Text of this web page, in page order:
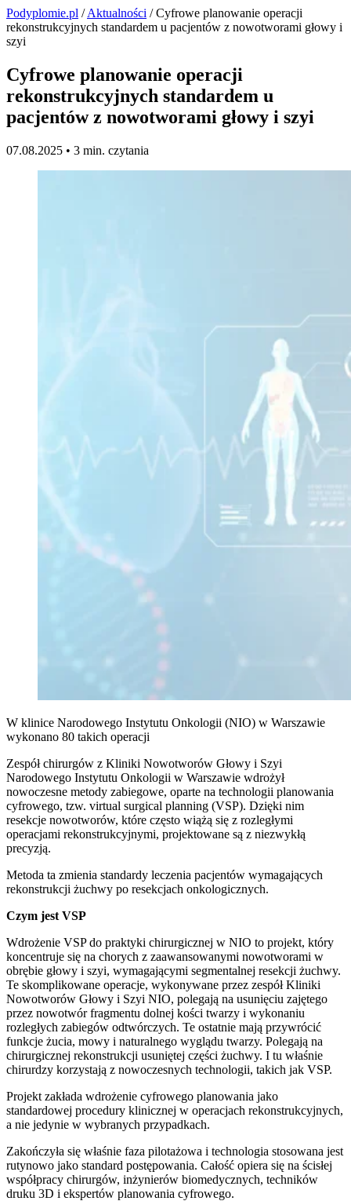
Podyplomie.pl /Aktualności / Cyfrowe planowanie operacji
rekonstrukcyjnych standardem u pacjentów z nowotworami głowy i
szyi
Cyfrowe planowanie operacji
rekonstrukcyjnych standardem u
pacjentów z nowotworami głowy i szyi
07.08.2025 • 3 min. czytania
W klinice Narodowego Instytutu Onkologii (NIO) w Warszawie
wykonano 80 takich operacji
Zespół chirurgów z Kliniki Nowotworów Głowy i Szyi
Narodowego Instytutu Onkologii w Warszawie wdrożył
nowoczesne metody zabiegowe, oparte na technologii planowania
cyfrowego, tzw. virtual surgical planning (VSP). Dzięki nim
resekcje nowotworów, które często wiążą się z rozległymi
operacjami rekonstrukcyjnymi, projektowane są z niezwykłą
precyzją.
Metoda ta zmienia standardy leczenia pacjentów wymagających
rekonstrukcji żuchwy po resekcjach onkologicznych.
Czym jest VSP
Wdrożenie VSP do praktyki chirurgicznej w NIO to projekt, który
koncentruje się na chorych z zaawansowanymi nowotworami w
obrębie głowy i szyi, wymagającymi segmentalnej resekcji żuchwy.
Te skomplikowane operacje, wykonywane przez zespół Kliniki
Nowotworów Głowy i Szyi NIO, polegają na usunięciu zajętego
przez nowotwór fragmentu dolnej kości twarzy i wykonaniu
rozległych zabiegów odtwórczych. Te ostatnie mają przywrócić
funkcje żucia, mowy i naturalnego wyglądu twarzy. Polegają na
chirurgicznej rekonstrukcji usuniętej części żuchwy. I tu właśnie
chirurdzy korzystają z nowoczesnych technologii, takich jak VSP.
Projekt zakłada wdrożenie cyfrowego planowania jako
standardowej procedury klinicznej w operacjach rekonstrukcyjnych,
a nie jedynie w wybranych przypadkach.
Zakończyła się właśnie faza pilotażowa i technologia stosowana jest
rutynowo jako standard postępowania. Całość opiera się na ścisłej
współpracy chirurgów, inżynierów biomedycznych, techników
druku 3D i ekspertów planowania cyfrowego.